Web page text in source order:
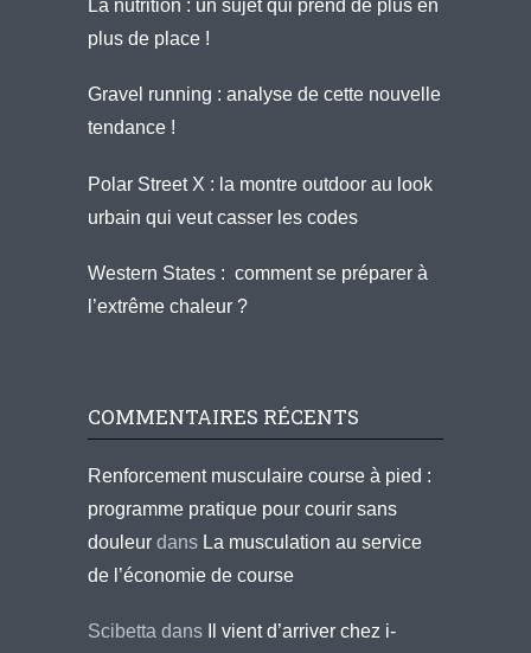
La nutrition : un sujet qui prend de plus en
plus de place !
Gravel running : analyse de cette nouvelle
tendance !
Polar Street X : la montre outdoor au look
urbain qui veut casser les codes
Western States : comment se préparer à
l’extrême chaleur ?
COMMENTAIRES RÉCENTS
Renforcement musculaire course à pied :
programme pratique pour courir sans
douleur dans La musculation au service
de l’économie de course
Scibetta dans
Il vient d’arriver chez i-